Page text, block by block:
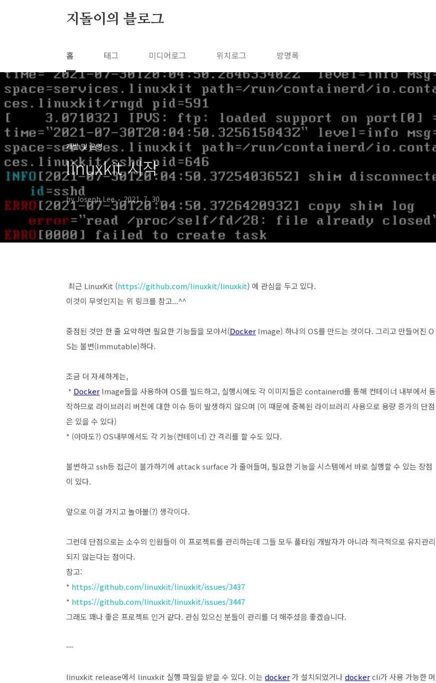
지돌이의 블로그
홈 태그 미디어로그 위치로그 방명록
개발 및 운영
linuxkit 시작
by Joseph.Lee 2021. 7. 30.
최근 LinuxKit (https://github.com/linuxkit/linuxkit) 에 관심을 두고 있다.
이것이 무엇인지는 위 링크를 참고...^^
중점된 것만 한 줄 요약하면 필요한 기능들을 모아서(Docker Image) 하나의 OS를 만드는 것이다. 그리고 만들어진 O
S는 불변(Immutable)하다.
조금 더 자세하게는,
* Docker Image들을 사용하여 OS를 빌드하고, 실행시에도 각 이미지들은 containerd를 통해 컨테이너 내부에서 동
작하므로 라이브러리 버전에 대한 이슈 등이 발생하지 않으며 (이 때문에 중복된 라이브러리 사용으로 용량 증가의 단점
은 있을 수 있다)
* (아마도?) OS내부에서도 각 기능(컨테이너) 간 격리를 할 수도 있다.
불변하고 ssh등 접근이 불가하기에 attack surface 가 줄어들며, 필요한 기능을 시스템에서 바로 실행할 수 있는 장점
이 있다.
앞으로 이걸 가지고 놀아볼(?) 생각이다.
그런데 단점으로는 소수의 인원들이 이 프로젝트를 관리하는데 그들 모두 풀타임 개발자가 아니라 적극적으로 유지관리
되지 않는다는 점이다.
참고:
* https://github.com/linuxkit/linuxkit/issues/3437
* https://github.com/linuxkit/linuxkit/issues/3447
그래도 꽤나 좋은 프로젝트 인거 같다. 관심 있으신 분들이 관리를 더 해주셨음 좋겠습니다.
---
linuxkit release에서 linuxkit 실행 파일을 받을 수 있다. 이는 docker가 설치되었거나 dockercli가 사용 가능한 머